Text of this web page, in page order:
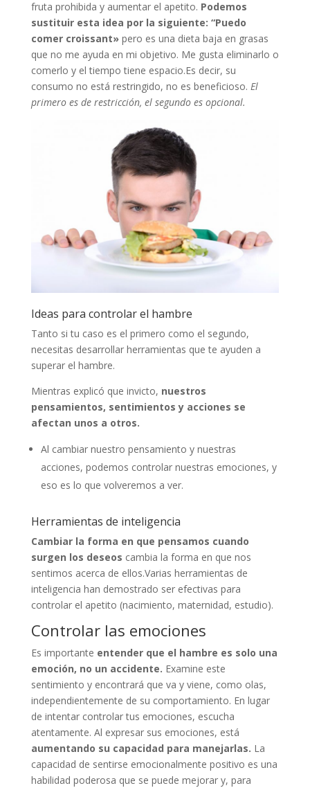
fruta prohibida y aumentar el apetito. Podemos
sustituir esta idea por la siguiente: “Puedo
comer croissant»pero es una dieta baja en grasas
que no me ayuda en mi objetivo. Me gusta eliminarlo o
comerlo y el tiempo tiene espacio.Es decir, su
consumo no está restringido, no es beneficioso. El
primero es de restricción, el segundo es opcional.
Ideas para controlar el hambre
Tanto si tu caso es el primero como el segundo,
necesitas desarrollar herramientas que te ayuden a
superar el hambre.
Mientras explicó que invicto, nuestros
pensamientos, sentimientos y acciones se
afectan unos a otros.
Al cambiar nuestro pensamiento y nuestras
acciones, podemos controlar nuestras emociones, y
eso es lo que volveremos a ver.
Herramientas de inteligencia
Cambiar la forma en que pensamos cuando
surgen los deseos cambia la forma en que nos
sentimos acerca de ellos.Varias herramientas de
inteligencia han demostrado ser efectivas para
controlar el apetito (nacimiento, maternidad, estudio).
Controlar las emociones
Es importante entender que el hambre es solo una
emoción, no un accidente. Examine este
sentimiento y encontrará que va y viene, como olas,
independientemente de su comportamiento. En lugar
de intentar controlar tus emociones, escucha
atentamente. Al expresar sus emociones, está
aumentando su capacidad para manejarlas. La
capacidad de sentirse emocionalmente positivo es una
habilidad poderosa que se puede mejorar y, para